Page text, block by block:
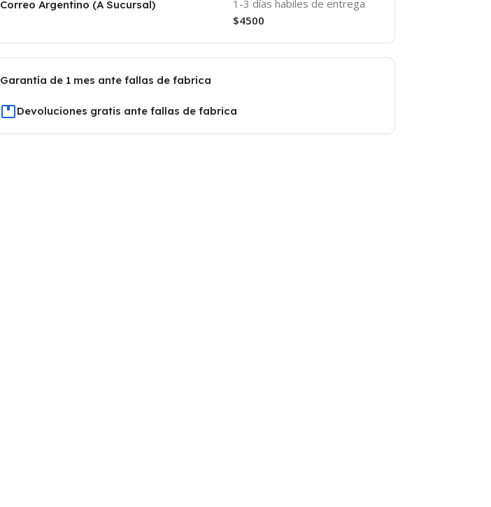
Correo Argentino (A Sucursal)
1-3 días habiles de entrega
$4500
Garantía de 1 mes ante fallas de fabrica
Devoluciones gratis ante fallas de fabrica